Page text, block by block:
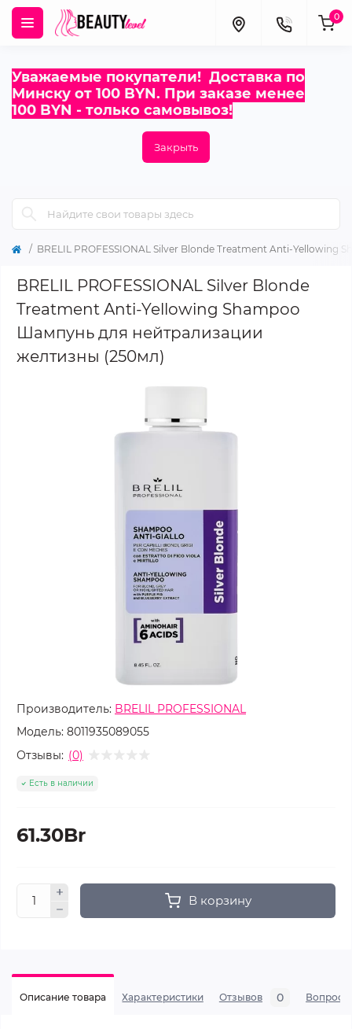
Уважаемые покупатели! Доставка по
Минску от 100 BYN. При заказе менее
100 BYN - только самовывоз!
Закрыть
0
BRELIL PROFESSIONAL Silver Blonde Treatment Anti-
BRELIL PROFESSIONAL Silver Blonde
Treatment Anti-Yellowing Shampoo
Шампунь для нейтрализации
желтизны (250мл)
Производитель: BRELIL PROFESSIONAL
Модель: 8011935089055
Отзывы: (0)
Есть в наличии
61.30Br
В корзину
Описание товара Характеристики Отзывов 0 Вопросы